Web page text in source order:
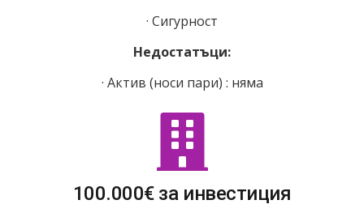
· Сигурност
Недостатъци:
· Актив (носи пари) : няма
100.000€ за инвестиция